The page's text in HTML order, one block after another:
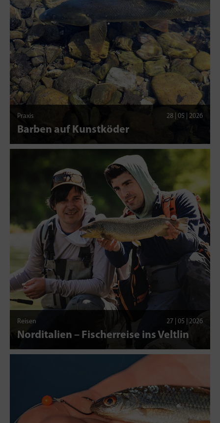
Praxis 28 | 05 | 2026
Barben auf Kunstköder
Reisen 27 | 05 | 2026
Norditalien – Fischerreise ins Veltlin